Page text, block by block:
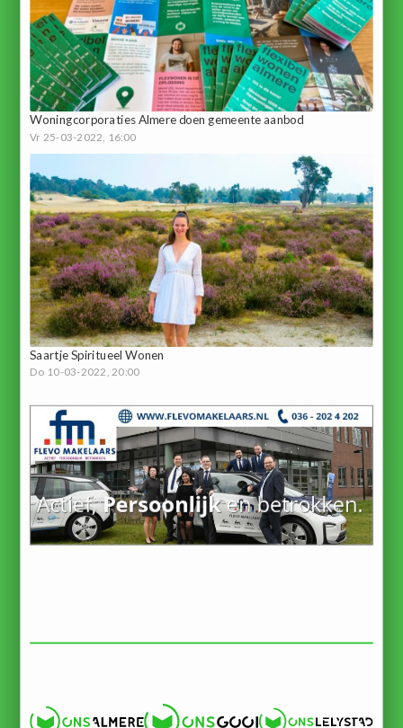
Woningcorporaties Almere doen gemeente aanbod
Vr 25-03-2022, 16:00
Saartje Spiritueel Wonen
Do 10-03-2022, 20:00